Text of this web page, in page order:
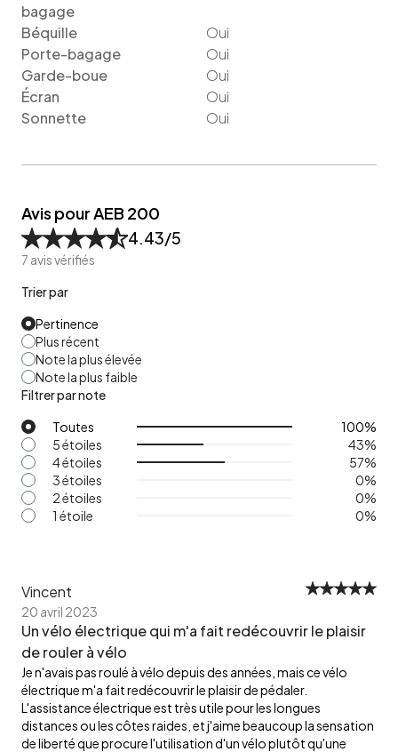
bagage
Béquille
Oui
Porte-bagage
Oui
Garde-boue
Oui
Écran
Oui
Sonnette
Oui
Avis pour AEB 200
4.43/5
7 avis vérifiés
Trier par
Pertinence
Plus récent
Note la plus élevée
Note la plus faible
Filtrer par note
Toutes
100%
5 étoiles
43%
4 étoiles
57%
3 étoiles
0%
2 étoiles
0%
1 étoile
0%
Vincent
20 avril 2023
Un vélo électrique qui m'a fait redécouvrir le plaisir
de rouler à vélo
Je n'avais pas roulé à vélo depuis des années, mais ce vélo
électrique m'a fait redécouvrir le plaisir de pédaler.
L'assistance électrique est très utile pour les longues
distances ou les côtes raides, et j'aime beaucoup la sensation
de liberté que procure l'utilisation d'un vélo plutôt qu'une